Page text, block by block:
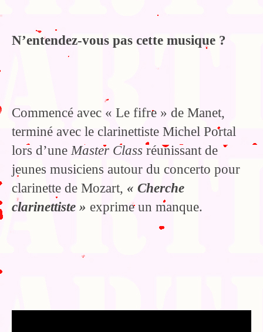
N’entendez-vous pas cette musique ?
Commencé avec « Le fifre » de Manet,
terminé avec le clarinettiste Michel Portal
lors d’uneMaster Class réunissant de
jeunes musiciens autour du concerto pour
clarinette de Mozart, « Cherche
clarinettiste » exprime un manque.